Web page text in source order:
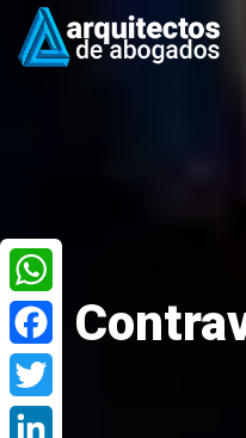
WhatsApp
Facebook
Twitter